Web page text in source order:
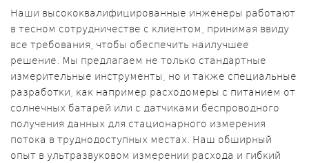
Наши высококвалифицированные инженеры работают
в тесном сотрудничестве с клиентом, принимая ввиду
все требования, чтобы обеспечить наилучшее
решение. Мы предлагаем не только стандартные
измерительные инструменты, но и также специальные
разработки, как например расходомеры с питанием от
солнечных батарей или с датчиками беспроводного
получения данных для стационарного измерения
потока в труднодоступных местах. Наш обширный
опыт в ультразвуковом измерении расхода и гибкий